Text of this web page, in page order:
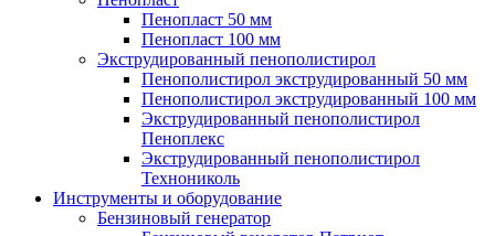
Пенопласт 50 мм
Пенопласт 100 мм
Экструдированный пенополистирол
Пенополистирол экструдированный 50 мм
Пенополистирол экструдированный 100 мм
Экструдированный пенополистирол
Пеноплекс
Экструдированный пенополистирол
Технониколь
Инструменты и оборудование
Бензиновый генератор